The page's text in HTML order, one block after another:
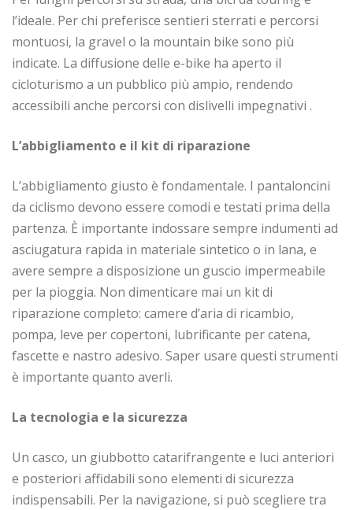
l’ideale. Per chi preferisce sentieri sterrati e percorsi
montuosi, la gravel o la mountain bike sono più
indicate. La diffusione delle e-bike ha aperto il
cicloturismo a un pubblico più ampio, rendendo
accessibili anche percorsi con dislivelli impegnativi .
L’abbigliamento e il kit di riparazione
L’abbigliamento giusto è fondamentale. I pantaloncini
da ciclismo devono essere comodi e testati prima della
partenza. È importante indossare sempre indumenti ad
asciugatura rapida in materiale sintetico o in lana, e
avere sempre a disposizione un guscio impermeabile
per la pioggia. Non dimenticare mai un kit di
riparazione completo: camere d’aria di ricambio,
pompa, leve per copertoni, lubrificante per catena,
fascette e nastro adesivo. Saper usare questi strumenti
è importante quanto averli.
La tecnologia e la sicurezza
Un casco, un giubbotto catarifrangente e luci anteriori
e posteriori affidabili sono elementi di sicurezza
indispensabili. Per la navigazione, si può scegliere tra